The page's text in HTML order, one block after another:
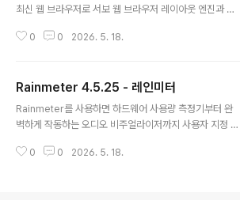
최신 웹 브라우저로 서보 웹 브라우저 레이아웃 엔진과 믿
니다. Firefox Browser는 Mozilla의 고급 연구 그룹에
로 작동하고 있으며, 수 톤의 페이지를 서핑하고, 수조 개의
탭을 열고, 모든 죄의식을 없애기 위해 디자인된 아름다운
새로운 모습으로 꾸며졌습니다.Firefox Browser는 경쟁
age: https://www.mozilla.org/ko/firefox/ https://
0 0 2026. 5. 18.
Rainmeter 4.5.25 - 레인미터
Rainmeter를 사용하면 하드웨어 사용량 측정기부터 완
벽하게 작동하는 오디오 비주얼라이저까지 사용자 지정 가
는 중요한 시스템 정보를 빠르게 표시하는 경량 오픈 소스
0 0 2026. 5. 18.